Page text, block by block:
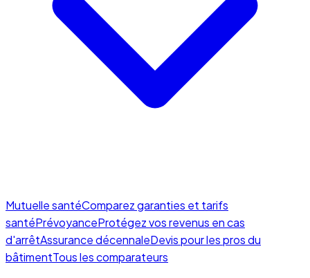
Mutuelle santéComparez garanties et tarifs
santéPrévoyanceProtégez vos revenus en cas
d'arrêtAssurance décennaleDevis pour les pros du
bâtimentTous les comparateurs